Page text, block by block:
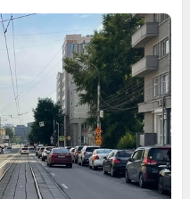
80 Обсудить